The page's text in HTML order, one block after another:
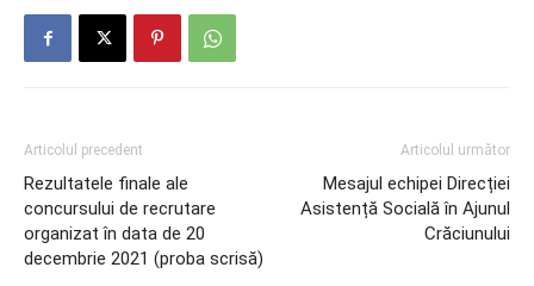
Articolul precedent
Rezultatele finale ale
concursului de recrutare
organizat în data de 20
decembrie 2021 (proba scrisă)
Articolul următor
Mesajul echipei Direcției
Asistență Socială în Ajunul
Crăciunului